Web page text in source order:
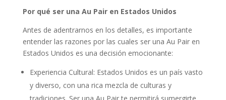
Por qué ser una Au Pair en Estados Unidos
Antes de adentrarnos en los detalles, es importante
entender las razones por las cuales ser una Au Pair en
Estados Unidos es una decisión emocionante:
Experiencia Cultural: Estados Unidos es un país vasto
y diverso, con una rica mezcla de culturas y